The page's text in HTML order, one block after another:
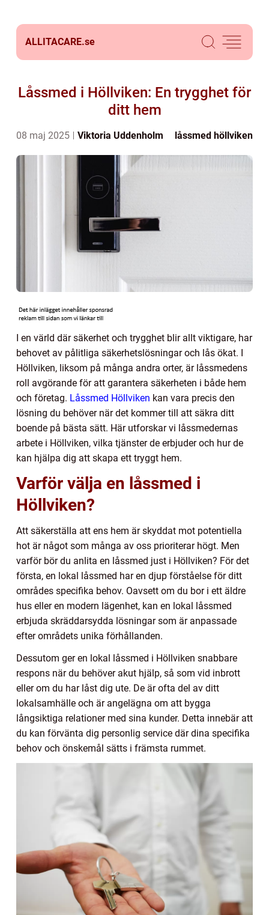
ALLITACARE.se
Låssmed i Höllviken: En trygghet för
ditt hem
08 maj 2025 Viktoria Uddenholm låssmed höllviken
I en värld där säkerhet och trygghet blir allt viktigare, har
behovet av pålitliga säkerhetslösningar och lås ökat. I
Höllviken, liksom på många andra orter, är låssmedens
roll avgörande för att garantera säkerheten i både hem
och företag. Låssmed Höllviken kan vara precis den
lösning du behöver när det kommer till att säkra ditt
boende på bästa sätt. Här utforskar vi låssmedernas
arbete i Höllviken, vilka tjänster de erbjuder och hur de
kan hjälpa dig att skapa ett tryggt hem.
Varför välja en låssmed i
Höllviken?
Att säkerställa att ens hem är skyddat mot potentiella
hot är något som många av oss prioriterar högt. Men
varför bör du anlita en låssmed just i Höllviken? För det
första, en lokal låssmed har en djup förståelse för ditt
områdes specifika behov. Oavsett om du bor i ett äldre
hus eller en modern lägenhet, kan en lokal låssmed
erbjuda skräddarsydda lösningar som är anpassade
efter områdets unika förhållanden.
Dessutom ger en lokal låssmed i Höllviken snabbare
respons när du behöver akut hjälp, så som vid inbrott
eller om du har låst dig ute. De är ofta del av ditt
lokalsamhälle och är angelägna om att bygga
långsiktiga relationer med sina kunder. Detta innebär att
du kan förvänta dig personlig service där dina specifika
behov och önskemål sätts i främsta rummet.